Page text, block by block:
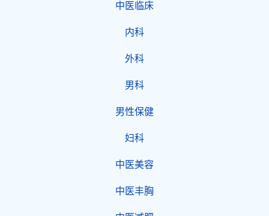
中医临床
内科
外科
男科
男性保健
妇科
中医美容
中医丰胸